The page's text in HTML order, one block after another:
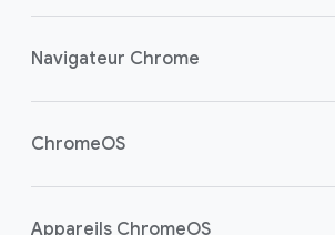
Sécurité
Navigateur Chrome
Aperçu
ChromeOS
Aperçu
Appareils ChromeOS